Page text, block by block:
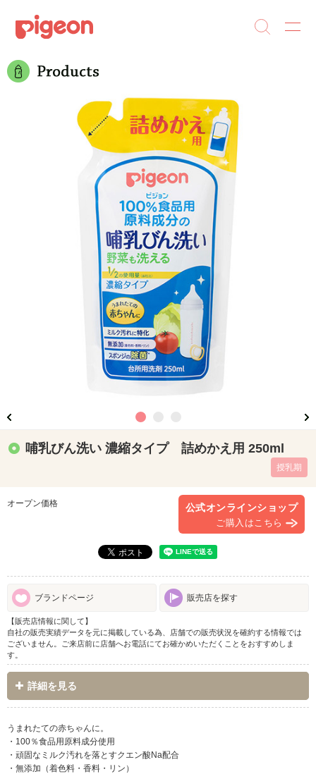
哺乳びん洗い 濃縮タイプ 詰めかえ用 250ml
授乳期
オープン価格 公式オンラインショップ
ご購入はこちら
ブランドページ 販売店を探す
【販売店情報に関して】
自社の販売実績データを元に掲載している為、店舗での販売状況を確約する情報では
ございません。ご来店前に店舗へお電話にてお確かめいただくことをおすすめしま
す。
詳細を見る
うまれたての赤ちゃんに。
・100％食品用原料成分使用
・頑固なミルク汚れを落とすクエン酸Na配合
・無添加（着色料・香料・リン）